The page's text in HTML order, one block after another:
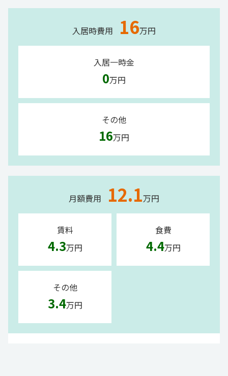
入居時費用 16万円
入居一時金
0万円
その他
16万円
月額費用 12.1万円
賃料
4.3万円
食費
4.4万円
その他
3.4万円